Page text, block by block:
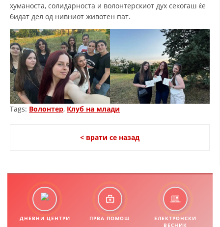
ПОДГОТВЕНОСТ И ДЕЈСТВО ПРИ КАТАСТРОФИ
ТИМ ЗА ОДГОВОР ПРИ КАТАСТРОФИ ПРИ ООЦК КУМАНОВО
ОДНОСИ СО ЈАВНОСТ
ИСТРАЖУВАЊЕ НА ЈАВНО МИСЛЕЊЕ
МЕЃУНАРОДНА СОРАБОТКА
ДОГОВОРИ
КРВОДАРИТЕЛСТВО
ИНФОРМАЦИИ ЗА БОЛЕСТИ
хуманоста, солидарноста и волонтерскиот дух секогаш ќе
бидат дел од нивниот животен пат.
Tags: Волонтер, Клуб на млади
< врати се назад
ДНЕВНИ ЦЕНТРИ ПРВА ПОМОШ
ЕЛЕКТРОНСКИ
ВЕСНИК